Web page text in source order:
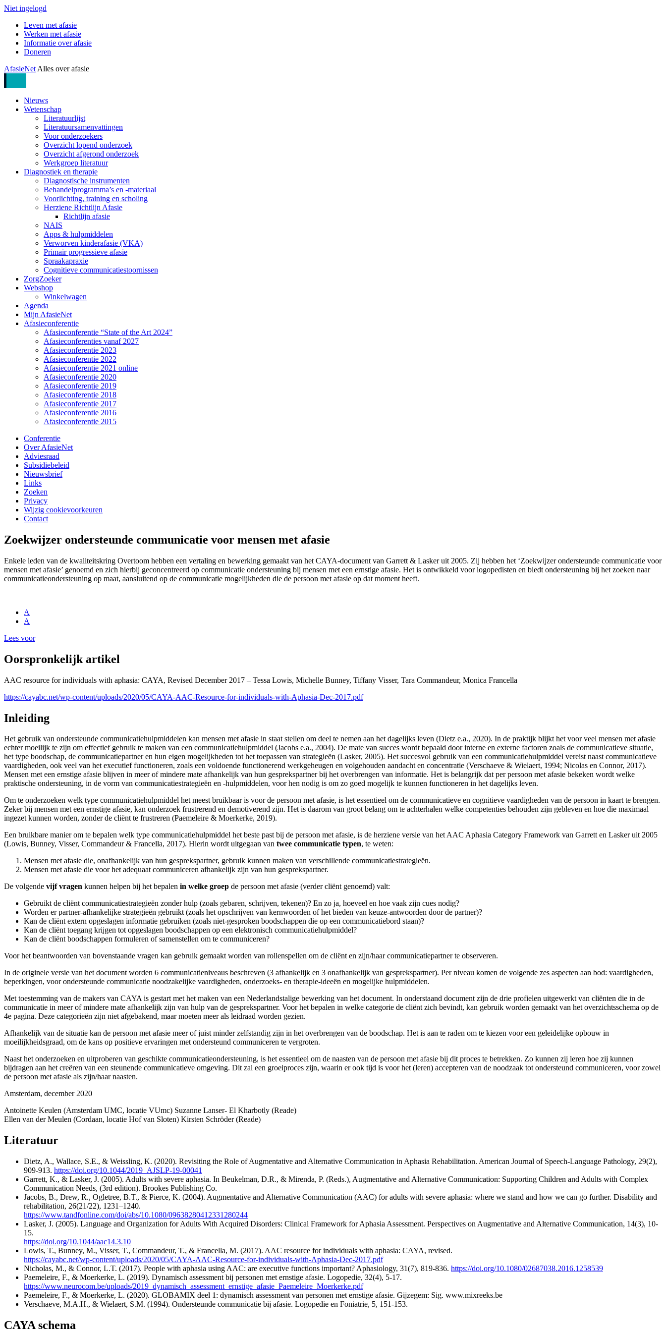
Niet ingelogd
Leven met afasie
Werken met afasie
Informatie over afasie
Doneren
AfasieNet Alles over afasie
Nieuws
Wetenschap
Literatuurlijst
Literatuursamenvattingen
Voor onderzoekers
Overzicht lopend onderzoek
Overzicht afgerond onderzoek
Werkgroep literatuur
Diagnostiek en therapie
Diagnostische instrumenten
Behandelprogramma’s en -materiaal
Voorlichting, training en scholing
Herziene Richtlijn Afasie
Richtlijn afasie
NAIS
Apps & hulpmiddelen
Verworven kinderafasie (VKA)
Primair progressieve afasie
Spraakapraxie
Cognitieve communicatiestoornissen
ZorgZoeker
Webshop
Winkelwagen
Agenda
Mijn AfasieNet
Afasieconferentie
Afasieconferentie “State of the Art 2024”
Afasieconferenties vanaf 2027
Afasieconferentie 2023
Afasieconferentie 2022
Afasieconferentie 2021 online
Afasieconferentie 2020
Afasieconferentie 2019
Afasieconferentie 2018
Afasieconferentie 2017
Afasieconferentie 2016
Afasieconferentie 2015
Conferentie
Over AfasieNet
Adviesraad
Subsidiebeleid
Nieuwsbrief
Links
Zoeken
Privacy
Wijzig cookievoorkeuren
Contact
Zoekwijzer ondersteunde communicatie voor mensen met afasie
Enkele leden van de kwaliteitskring Overtoom hebben een vertaling en bewerking gemaakt van het CAYA-document van Garrett & Lasker uit 2005. Zij hebben het ‘Zoekwijzer ondersteunde communicatie voor
mensen met afasie’ genoemd en zich hierbij geconcentreerd op communicatie ondersteuning bij mensen met een ernstige afasie. Het is ontwikkeld voor logopedisten en biedt ondersteuning bij het zoeken naar
communicatieondersteuning op maat, aansluitend op de communicatie mogelijkheden die de persoon met afasie op dat moment heeft.
A
A
Lees voor
Oorspronkelijk artikel
AAC resource for individuals with aphasia: CAYA, Revised December 2017 – Tessa Lowis, Michelle Bunney, Tiffany Visser, Tara Commandeur, Monica Francella
https://cayabc.net/wp-content/uploads/2020/05/CAYA-AAC-Resource-for-individuals-with-Aphasia-Dec-2017.pdf
Inleiding
Het gebruik van ondersteunde communicatiehulpmiddelen kan mensen met afasie in staat stellen om deel te nemen aan het dagelijks leven (Dietz e.a., 2020). In de praktijk blijkt het voor veel mensen met afasie
echter moeilijk te zijn om effectief gebruik te maken van een communicatiehulpmiddel (Jacobs e.a., 2004). De mate van succes wordt bepaald door interne en externe factoren zoals de communicatieve situatie,
het type boodschap, de communicatiepartner en hun eigen mogelijkheden tot het toepassen van strategieën (Lasker, 2005). Het succesvol gebruik van een communicatiehulpmiddel vereist naast communicatieve
vaardigheden, ook veel van het executief functioneren, zoals een voldoende functionerend werkgeheugen en volgehouden aandacht en concentratie (Verschaeve & Wielaert, 1994; Nicolas en Connor, 2017).
Mensen met een ernstige afasie blijven in meer of mindere mate afhankelijk van hun gesprekspartner bij het overbrengen van informatie. Het is belangrijk dat per persoon met afasie bekeken wordt welke
praktische ondersteuning, in de vorm van communicatiestrategieën en -hulpmiddelen, voor hen nodig is om zo goed mogelijk te kunnen functioneren in het dagelijks leven.
Om te onderzoeken welk type communicatiehulpmiddel het meest bruikbaar is voor de persoon met afasie, is het essentieel om de communicatieve en cognitieve vaardigheden van de persoon in kaart te brengen.
Zeker bij mensen met een ernstige afasie, kan onderzoek frustrerend en demotiverend zijn. Het is daarom van groot belang om te achterhalen welke competenties behouden zijn gebleven en hoe die maximaal
ingezet kunnen worden, zonder de cliënt te frustreren (Paemeleire & Moerkerke, 2019).
Een bruikbare manier om te bepalen welk type communicatiehulpmiddel het beste past bij de persoon met afasie, is de herziene versie van het AAC Aphasia Category Framework van Garrett en Lasker uit 2005
(Lowis, Bunney, Visser, Commandeur & Francella, 2017). Hierin wordt uitgegaan van twee communicatie typen, te weten:
Mensen met afasie die, onafhankelijk van hun gesprekspartner, gebruik kunnen maken van verschillende communicatiestrategieën.
Mensen met afasie die voor het adequaat communiceren afhankelijk zijn van hun gesprekspartner.
De volgende vijf vragen kunnen helpen bij het bepalen in welke groep de persoon met afasie (verder cliënt genoemd) valt:
Gebruikt de cliënt communicatiestrategieën zonder hulp (zoals gebaren, schrijven, tekenen)? En zo ja, hoeveel en hoe vaak zijn cues nodig?
Worden er partner-afhankelijke strategieën gebruikt (zoals het opschrijven van kernwoorden of het bieden van keuze-antwoorden door de partner)?
Kan de cliënt extern opgeslagen informatie gebruiken (zoals niet-gesproken boodschappen die op een communicatiebord staan)?
Kan de cliënt toegang krijgen tot opgeslagen boodschappen op een elektronisch communicatiehulpmiddel?
Kan de cliënt boodschappen formuleren of samenstellen om te communiceren?
Voor het beantwoorden van bovenstaande vragen kan gebruik gemaakt worden van rollenspellen om de cliënt en zijn/haar communicatiepartner te observeren.
In de originele versie van het document worden 6 communicatieniveaus beschreven (3 afhankelijk en 3 onafhankelijk van gesprekspartner). Per niveau komen de volgende zes aspecten aan bod: vaardigheden,
beperkingen, voor ondersteunde communicatie noodzakelijke vaardigheden, onderzoeks- en therapie-ideeën en mogelijke hulpmiddelen.
Met toestemming van de makers van CAYA is gestart met het maken van een Nederlandstalige bewerking van het document. In onderstaand document zijn de drie profielen uitgewerkt van cliënten die in de
communicatie in meer of mindere mate afhankelijk zijn van hulp van de gesprekspartner. Voor het bepalen in welke categorie de cliënt zich bevindt, kan gebruik worden gemaakt van het overzichtsschema op de
4e pagina. Deze categorieën zijn niet afgebakend, maar moeten meer als leidraad worden gezien.
Afhankelijk van de situatie kan de persoon met afasie meer of juist minder zelfstandig zijn in het overbrengen van de boodschap. Het is aan te raden om te kiezen voor een geleidelijke opbouw in
moeilijkheidsgraad, om de kans op positieve ervaringen met ondersteund communiceren te vergroten.
Naast het onderzoeken en uitproberen van geschikte communicatieondersteuning, is het essentieel om de naasten van de persoon met afasie bij dit proces te betrekken. Zo kunnen zij leren hoe zij kunnen
bijdragen aan het creëren van een steunende communicatieve omgeving. Dit zal een groeiproces zijn, waarin er ook tijd is voor het (leren) accepteren van de noodzaak tot ondersteund communiceren, voor zowel
de persoon met afasie als zijn/haar naasten.
Amsterdam, december 2020
Antoinette Keulen (Amsterdam UMC, locatie VUmc) Suzanne Lanser- El Kharbotly (Reade)
Ellen van der Meulen (Cordaan, locatie Hof van Sloten) Kirsten Schröder (Reade)
Literatuur
Dietz, A., Wallace, S.E., & Weissling, K. (2020). Revisiting the Role of Augmentative and Alternative Communication in Aphasia Rehabilitation. American Journal of Speech-Language Pathology, 29(2),
909-913. https://doi.org/10.1044/2019_AJSLP-19-00041
Garrett, K., & Lasker, J. (2005). Adults with severe aphasia. In Beukelman, D.R., & Mirenda, P. (Reds.), Augmentative and Alternative Communication: Supporting Children and Adults with Complex
Communication Needs, (3rd edition). Brookes Publishing Co.
Jacobs, B., Drew, R., Ogletree, B.T., & Pierce, K. (2004). Augmentative and Alternative Communication (AAC) for adults with severe aphasia: where we stand and how we can go further. Disability and
rehabilitation, 26(21/22), 1231–1240.
https://www.tandfonline.com/doi/abs/10.1080/09638280412331280244
Lasker, J. (2005). Language and Organization for Adults With Acquired Disorders: Clinical Framework for Aphasia Assessment. Perspectives on Augmentative and Alternative Communication, 14(3), 10-
15.
https://doi.org/10.1044/aac14.3.10
Lowis, T., Bunney, M., Visser, T., Commandeur, T., & Francella, M. (2017). AAC resource for individuals with aphasia: CAYA, revised.
https://cayabc.net/wp-content/uploads/2020/05/CAYA-AAC-Resource-for-individuals-with-Aphasia-Dec-2017.pdf
Nicholas, M., & Connor, L.T. (2017). People with aphasia using AAC: are executive functions important? Aphasiology, 31(7), 819-836. https://doi.org/10.1080/02687038.2016.1258539
Paemeleire, F., & Moerkerke, L. (2019). Dynamisch assessment bij personen met ernstige afasie. Logopedie, 32(4), 5-17.
https://www.neurocom.be/uploads/2019_dynamisch_assessment_ernstige_afasie_Paemeleire_Moerkerke.pdf
Paemeleire, F., & Moerkerke, L. (2020). GLOBAMIX deel 1: dynamisch assessment van personen met ernstige afasie. Gijzegem: Sig. www.mixreeks.be
Verschaeve, M.A.H., & Wielaert, S.M. (1994). Ondersteunde communicatie bij afasie. Logopedie en Foniatrie, 5, 151-153.
CAYA schema